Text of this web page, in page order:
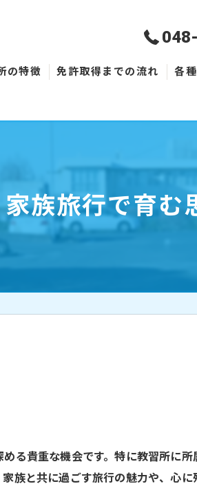
の特徴 免許取得までの流れ 各
家族旅行で育む
る貴重な機会です。特に教習所に
族と共に過ごす旅行の魅力や、心